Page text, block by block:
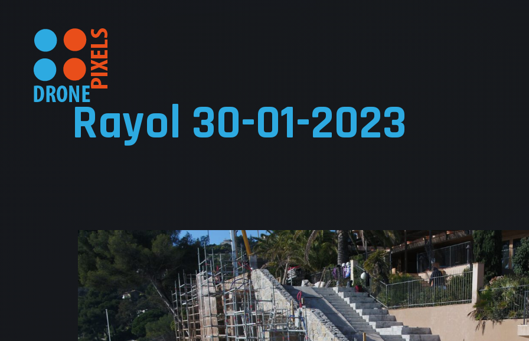
Rayol 30-01-2023